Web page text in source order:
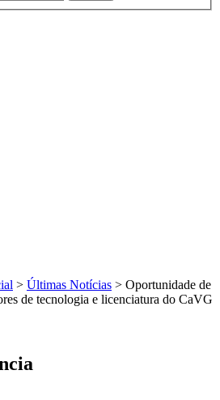
> Últimas Notícias > Oportunidade de
de tecnologia e licenciatura do CaVG